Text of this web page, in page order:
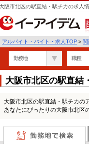
阪市北区の駅直結・駅チカの求人
アルバイト・バイト・求人TOP > 関
勤務地 職種
大阪市北区の駅直結
大阪市北区の駅直結・駅チカの
あなたにぴったりの大阪市北区